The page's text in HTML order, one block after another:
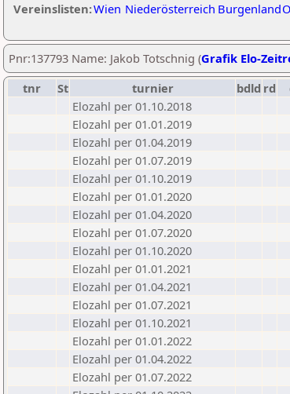
Vereinslisten:Wien Niederösterreich Burgenland
Pnr:137793 Name: Jakob Totschnig (Grafik Elo-
tnr
St turnier bdld rd
Elozahl per 01.10.2018
Elozahl per 01.01.2019
Elozahl per 01.04.2019
Elozahl per 01.07.2019
Elozahl per 01.10.2019
Elozahl per 01.01.2020
Elozahl per 01.04.2020
Elozahl per 01.07.2020
Elozahl per 01.10.2020
Elozahl per 01.01.2021
Elozahl per 01.04.2021
Elozahl per 01.07.2021
Elozahl per 01.10.2021
Elozahl per 01.01.2022
Elozahl per 01.04.2022
Elozahl per 01.07.2022